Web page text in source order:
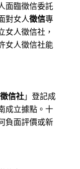
面臨徵信委託
對女人徵信專
女人徵信社，
女人徵信社能
信社 」登記成
成立據點。十
負面評價或新